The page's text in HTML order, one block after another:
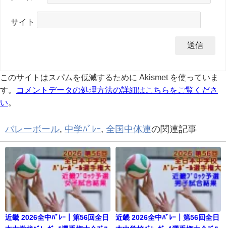
サイト
このサイトはスパムを低減するために Akismet を使っていま
す。
コメントデータの処理方法の詳細はこちらをご覧くださ
い。
バレーボール, 中学ﾊﾞﾚｰ, 全国中体連の関連記事
近畿 2026全中ﾊﾞﾚｰ｜第56回全日
近畿 2026全中ﾊﾞﾚｰ｜第56回全日